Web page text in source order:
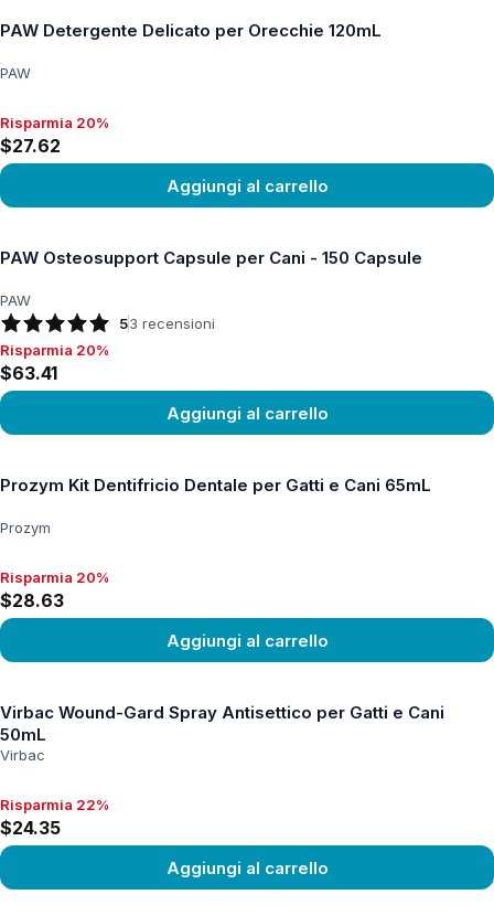
PAW Detergente Delicato per Orecchie 120mL
PAW
Risparmia 20%, $27.62
Risparmia 20%
$27.62
Aggiungi al carrello
PAW Osteosupport Capsule per Cani - 150 Capsule
PAW
53 recensioni
Risparmia 20%, $63.41
Risparmia 20%
$63.41
Aggiungi al carrello
Prozym Kit Dentifricio Dentale per Gatti e Cani 65mL
Prozym
Risparmia 20%, $28.63
Risparmia 20%
$28.63
Aggiungi al carrello
Virbac Wound-Gard Spray Antisettico per Gatti e Cani
50mL
Virbac
Risparmia 22%, $24.35
Risparmia 22%
$24.35
Aggiungi al carrello